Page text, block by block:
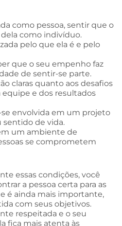
como pessoa, sentir que o
como indivíduo.
pelo que ela é e pelo
que o seu empenho faz
de sentir-se parte.
claras quanto aos desafios
equipe e dos resultados
se envolvida em um projeto
sentido de vida.
um ambiente de
se comprometem
essas condições, você
a pessoa certa para as
é ainda mais importante,
com seus objetivos.
respeitada e o seu
fica mais atenta às